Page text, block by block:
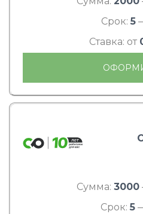
Срок: 5
Ставка: от
Сумма: 3000
Срок: 5